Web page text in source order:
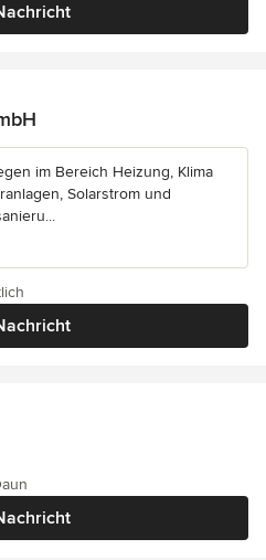
im Bereich Heizung, Klima
Solarstrom und